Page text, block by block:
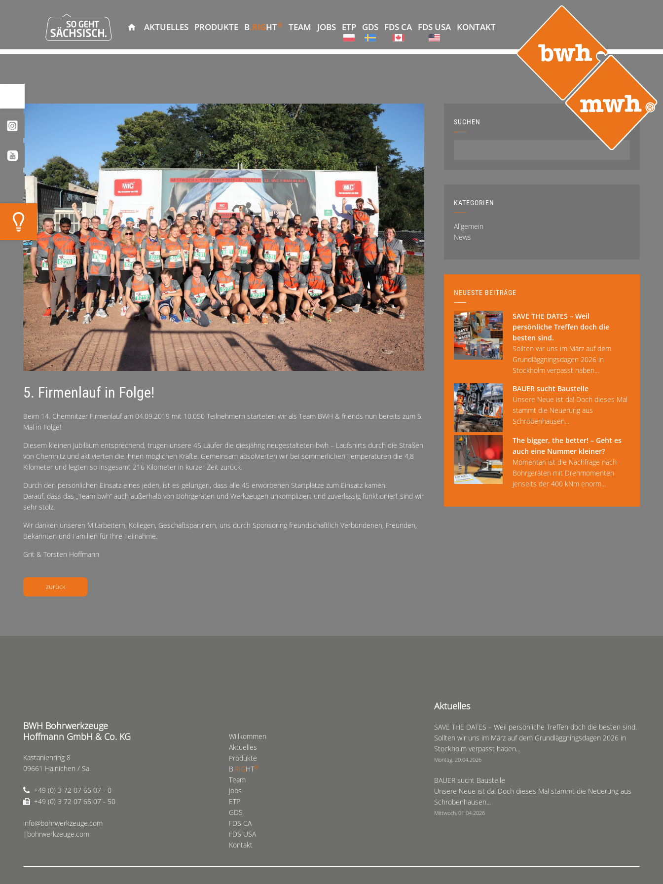
AKTUELLES PRODUKTE B.RIGHT® TEAM JOBS ETP GDS FDS CA FDS USA KONTAKT
5. Firmenlauf in Folge!
Beim 14. Chemnitzer Firmenlauf am 04.09.2019 mit 10.050 Teilnehmern starteten wir als Team BWH & friends nun bereits zum 5.
Mal in Folge!
Diesem kleinen Jubiläum entsprechend, trugen unsere 45 Läufer die diesjährig neugestalteten bwh – Laufshirts durch die Straßen
von Chemnitz und aktivierten die ihnen möglichen Kräfte. Gemeinsam absolvierten wir bei sommerlichen Temperaturen die 4,8
Kilometer und legten so insgesamt 216 Kilometer in kurzer Zeit zurück.
Durch den persönlichen Einsatz eines jeden, ist es gelungen, dass alle 45 erworbenen Startplätze zum Einsatz kamen.
Darauf, dass das „Team bwh“ auch außerhalb von Bohrgeräten und Werkzeugen unkompliziert und zuverlässig funktioniert sind wir
sehr stolz.
Wir danken unseren Mitarbeitern, Kollegen, Geschäftspartnern, uns durch Sponsoring freundschaftlich Verbundenen, Freunden,
Bekannten und Familien für Ihre Teilnahme.
Grit & Torsten Hoffmann
zurück
SUCHEN
KATEGORIEN
Allgemein
News
NEUESTE BEITRÄGE
SAVE THE DATES – Weil
persönliche Treffen doch die
besten sind.
Sollten wir uns im März auf dem
Grundläggningsdagen 2026 in
Stockholm verpasst haben...
BAUER sucht Baustelle
Unsere Neue ist da! Doch dieses Mal
stammt die Neuerung aus
Schrobenhausen...
The bigger, the better! – Geht es
auch eine Nummer kleiner?
Momentan ist die Nachfrage nach
Bohrgeräten mit Drehmomenten
jenseits der 400 kNm enorm...
BWH Bohrwerkzeuge
Hoffmann GmbH & Co. KG
Kastanienring 8
09661 Hainichen / Sa.
+49 (0) 3 72 07 65 07 - 0
+49 (0) 3 72 07 65 07 - 50
info@bohrwerkzeuge.com
|bohrwerkzeuge.com
Willkommen
Aktuelles
Produkte
B.RIGHT®
Team
Jobs
ETP
GDS
FDS CA
FDS USA
Kontakt
Aktuelles
SAVE THE DATES – Weil persönliche Treffen doch die besten sind.
Sollten wir uns im März auf dem Grundläggningsdagen 2026 in
Stockholm verpasst haben...
Montag, 20.04.2026
BAUER sucht Baustelle
Unsere Neue ist da! Doch dieses Mal stammt die Neuerung aus
Schrobenhausen...
Mittwoch, 01.04.2026